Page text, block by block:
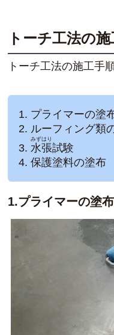
トーチ工法の
トーチ工法の施工手
プライマーの塗
ルーフィング類
水張
みずはり
試験
保護塗料の塗布
1.プライマーの塗布